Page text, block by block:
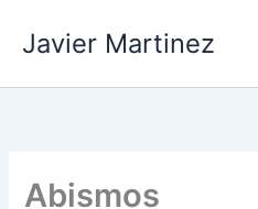
Javier Martinez
Abismos